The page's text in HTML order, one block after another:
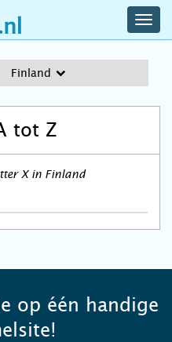
Finland
tot Z
X in Finland
op één handige